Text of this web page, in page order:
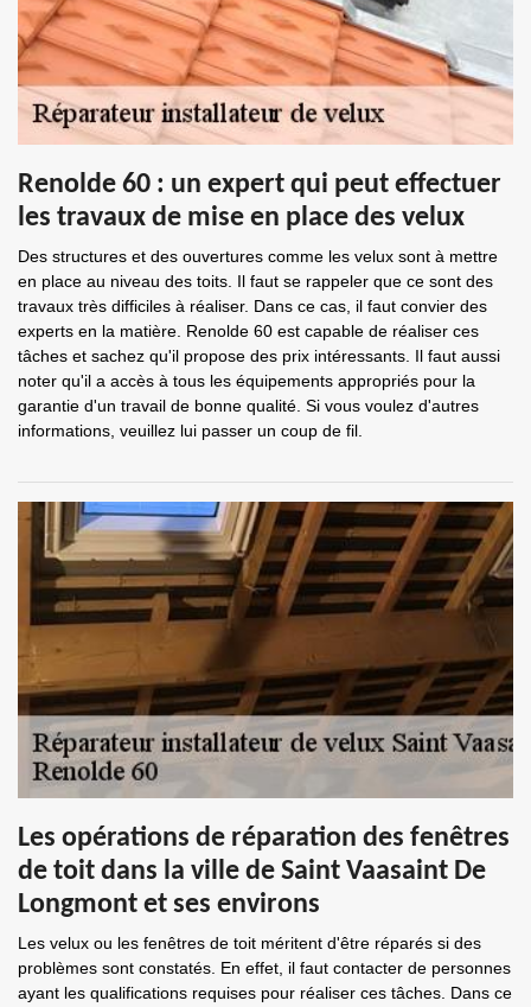
Renolde 60 : un expert qui peut effectuer
les travaux de mise en place des velux
Des structures et des ouvertures comme les velux sont à mettre
en place au niveau des toits. Il faut se rappeler que ce sont des
travaux très difficiles à réaliser. Dans ce cas, il faut convier des
experts en la matière. Renolde 60 est capable de réaliser ces
tâches et sachez qu'il propose des prix intéressants. Il faut aussi
noter qu'il a accès à tous les équipements appropriés pour la
garantie d'un travail de bonne qualité. Si vous voulez d'autres
informations, veuillez lui passer un coup de fil.
Les opérations de réparation des fenêtres
de toit dans la ville de Saint Vaasaint De
Longmont et ses environs
Les velux ou les fenêtres de toit méritent d'être réparés si des
problèmes sont constatés. En effet, il faut contacter de personnes
ayant les qualifications requises pour réaliser ces tâches. Dans ce